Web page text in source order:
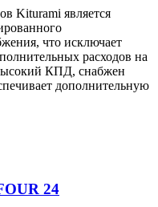
Kiturami является
что исключает
расходов на
КПД, снабжен
дополнительную
24